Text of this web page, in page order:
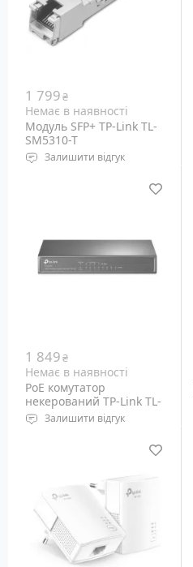
1 799₴
Немає в наявності
Модуль SFP+ TP-Link TL-
SM5310-T
Залишити відгук
Швидкість передачі: 100
1 849₴
Немає в наявності
PoE комутатор
некерований TP-Link TL-
SF1008P
Залишити відгук
Порти: Ethernet 10/100M
RJ-45 – 8 шт (PoE out – 4